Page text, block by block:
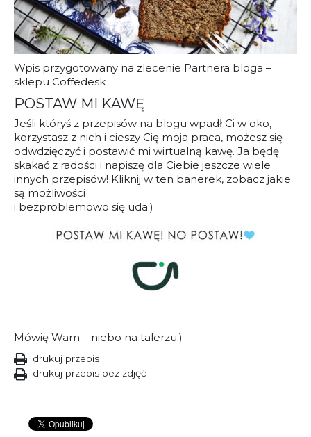
Wpis przygotowany na zlecenie Partnera bloga –
sklepu Coffedesk
POSTAW MI KAWĘ
Jeśli któryś z przepisów na blogu wpadł Ci w oko,
korzystasz z nich i cieszy Cię moja praca, możesz się
odwdzięczyć i postawić mi wirtualną kawę. Ja będę
skakać z radości i napiszę dla Ciebie jeszcze wiele
innych przepisów! Kliknij w ten banerek, zobacz jakie
są możliwości
i bezproblemowo się uda:)
Mówię Wam – niebo na talerzu:)
drukuj przepis
drukuj przepis bez zdjęć